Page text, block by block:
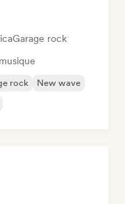
Garage rock
rock
New wave